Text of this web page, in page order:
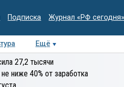
Подписка Журнал «РФ сегодня»
Ещё
Колумнисты
экспертиза
27,2 тысячи
ниже 40% от заработка